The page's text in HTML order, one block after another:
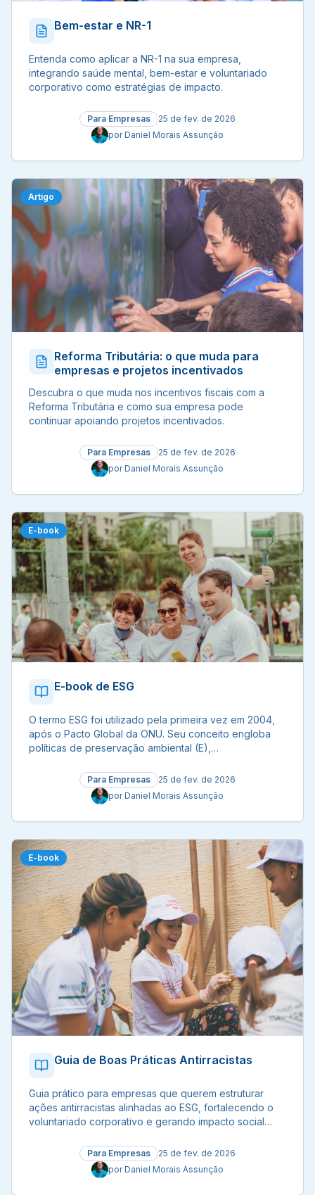
Bem-estar e NR-1
Entenda como aplicar a NR-1 na sua empresa,
integrando saúde mental, bem-estar e voluntariado
corporativo como estratégias de impacto.
Para Empresas
25 de fev. de 2026
porDaniel Morais Assunção
Artigo
Reforma Tributária: o que muda para
empresas e projetos incentivados
Descubra o que muda nos incentivos fiscais com a
Reforma Tributária e como sua empresa pode
continuar apoiando projetos incentivados.
Para Empresas
25 de fev. de 2026
porDaniel Morais Assunção
E-book
E-book de ESG
O termo ESG foi utilizado pela primeira vez em 2004,
após o Pacto Global da ONU. Seu conceito engloba
políticas de preservação ambiental (E),
20 anos depois de ter sido ‘criado’, o ESG virou uma
realidade no mundo corporativo.
Para Empresas
25 de fev. de 2026
porDaniel Morais Assunção
E-book
Guia de Boas Práticas Antirracistas
Guia prático para empresas que querem estruturar
ações antirracistas alinhadas ao ESG, fortalecendo o
voluntariado corporativo e gerando impacto social
Para Empresas
25 de fev. de 2026
porDaniel Morais Assunção